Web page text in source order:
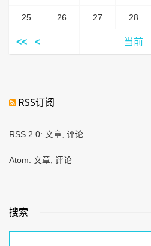
<< < 当前
25 26 27 28
RSS订阅
RSS 2.0: 文章 评论
Atom: 文章 评论
搜索